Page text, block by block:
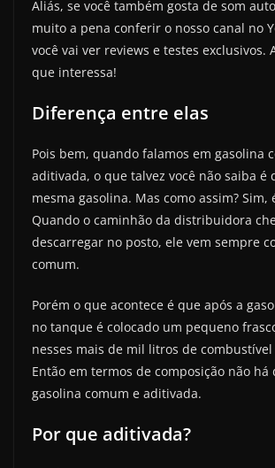
Aliás, se você também gosta de som
muito a pena conferir o nosso canal no
você vai ver reviews e testes exclusivos.
que interessa!
Diferença entre elas
Pois bem, quando falamos em gasolina
aditivada, o que talvez você não saiba é
mesma gasolina. Mas como assim? Sim,
Quando o caminhão da distribuidora
descarregar no posto, ele vem sempre
comum.
Porém o que acontece é que após a
no tanque é colocado um pequeno
nesses mais de mil litros de
Então em termos de composição não
gasolina comum e aditivada.
Por que aditivada?